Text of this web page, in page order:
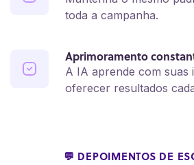
toda a campanha.
Aprimoramento
A IA aprende com suas
oferecer resultados
💬 DEPOIMENTOS DE